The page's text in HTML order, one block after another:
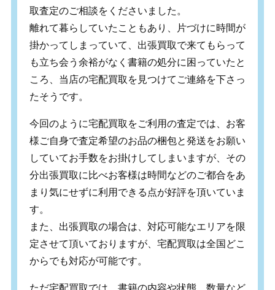
取査定のご相談をくださいました。
離れて暮らしていたこともあり、片づけに時間が
掛かってしまっていて、出張買取で来てもらって
も立ち会う余裕がなく書籍の処分に困っていたと
ころ、当店の宅配買取を見つけてご連絡を下さっ
たそうです。
今回のように宅配買取をご利用の査定では、お客
様ご自身で査定希望のお品の梱包と発送をお願い
していてお手数をお掛けしてしまいますが、その
分出張買取に比べお客様は時間などのご都合をあ
まり気にせずに利用できる点が好評を頂いていま
す。
また、出張買取の場合は、対応可能なエリアを限
定させて頂いておりますが、宅配買取は全国どこ
からでも対応が可能です。
ただ宅配買取では、書籍の内容や状態、数量など